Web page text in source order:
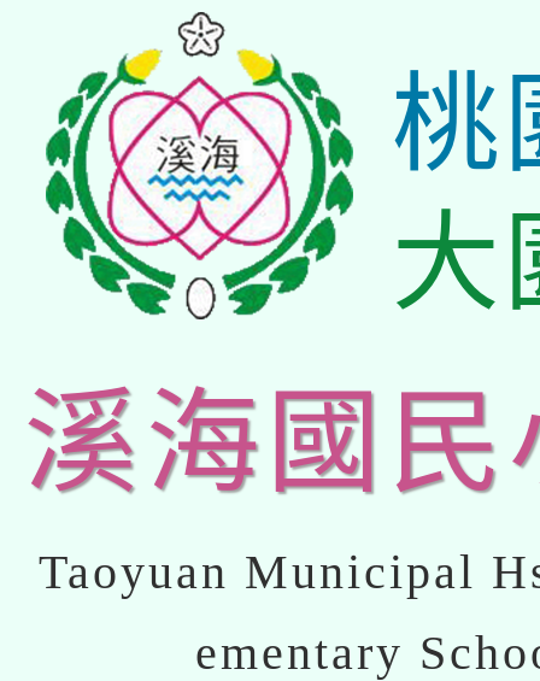
桃
大
溪海國民
Taoyuan Municipal
ementary